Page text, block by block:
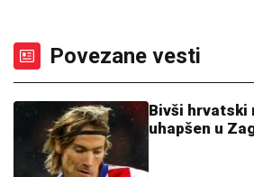
Povezane vesti
Bivši hrvatski
uhapšen u